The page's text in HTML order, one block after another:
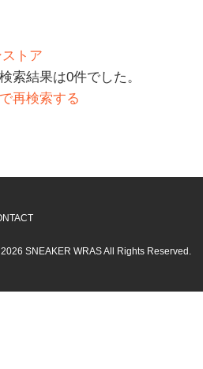
索結果は0件でした。
再検索する
2026 SNEAKER WRASAll Rights Reserved.